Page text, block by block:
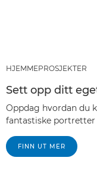
HJEMMEPROSJEKTER
Sett opp ditt
Oppdag hvordan du
fantastiske
FINN UT MER